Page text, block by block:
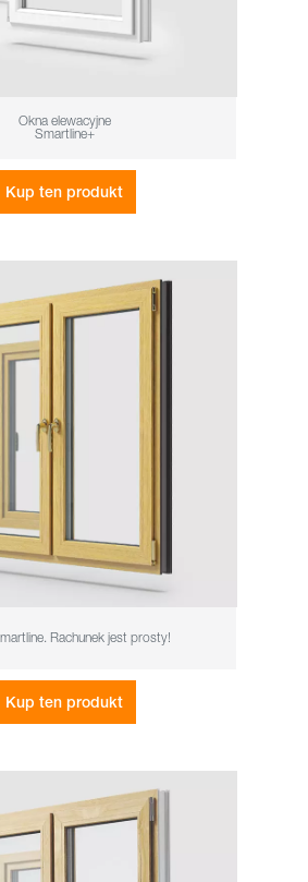
Okna elewacyjne
Smartline+
Kup ten produkt
Rachunek jest prosty!
Kup ten produkt